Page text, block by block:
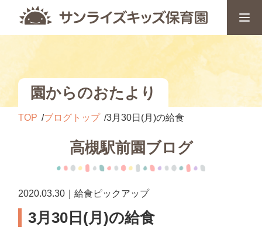
園からのおたより
TOP ブログトップ 3月30日(月)の給食
高槻駅前園ブログ
2020.03.30｜給食ピックアップ
3月30日(月)の給食